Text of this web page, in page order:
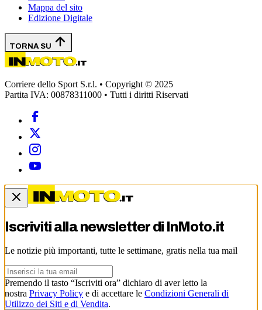
Mappa del sito
Edizione Digitale
TORNA SU
Corriere dello Sport S.r.l. • Copyright © 2025
Partita IVA: 00878311000 • Tutti i diritti Riservati
Iscriviti alla newsletter di InMoto.it
Le notizie più importanti, tutte le settimane, gratis nella tua mail
Premendo il tasto “Iscriviti ora” dichiaro di aver letto la
nostra Privacy Policy e di accettare le Condizioni Generali di
Utilizzo dei Siti e di Vendita.